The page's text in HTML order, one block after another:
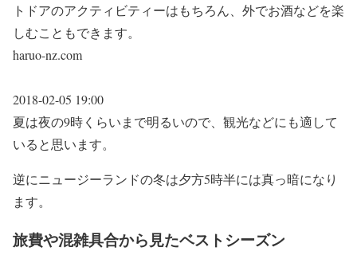
トドアのアクティビティーはもちろん、外でお酒などを楽
しむこともできます。
haruo-nz.com
2018-02-05 19:00
夏は夜の9時くらいまで明るいので、観光などにも適して
いると思います。
逆にニュージーランドの冬は夕方5時半には真っ暗になり
ます。
旅費や混雑具合から見たベストシーズン